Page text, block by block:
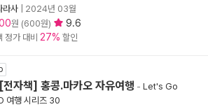
라사
2024년 03월
원 (600원) 9.6
정가 대비 27% 할인
자책] 홍콩.마카오 자유여행 - Let's Go
여행 시리즈 30